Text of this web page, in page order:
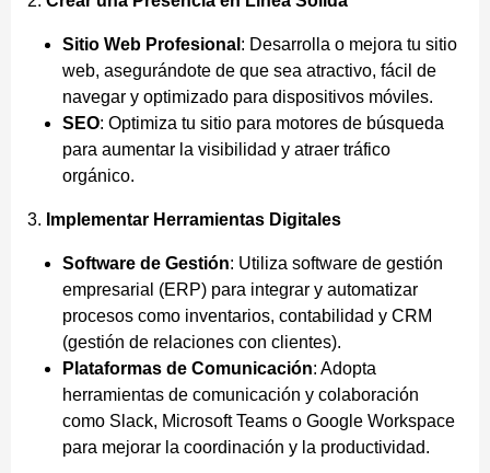
Sitio Web Profesional : Desarrolla o mejora tu sitio
web, asegurándote de que sea atractivo, fácil de
navegar y optimizado para dispositivos móviles.
SEO: Optimiza tu sitio para motores de búsqueda
para aumentar la visibilidad y atraer tráfico
orgánico.
3. Implementar Herramientas Digitales
Software de Gestión: Utiliza software de gestión
empresarial (ERP) para integrar y automatizar
procesos como inventarios, contabilidad y CRM
(gestión de relaciones con clientes).
Plataformas de Comunicación: Adopta
herramientas de comunicación y colaboración
como Slack, Microsoft Teams o Google Workspace
para mejorar la coordinación y la productividad.